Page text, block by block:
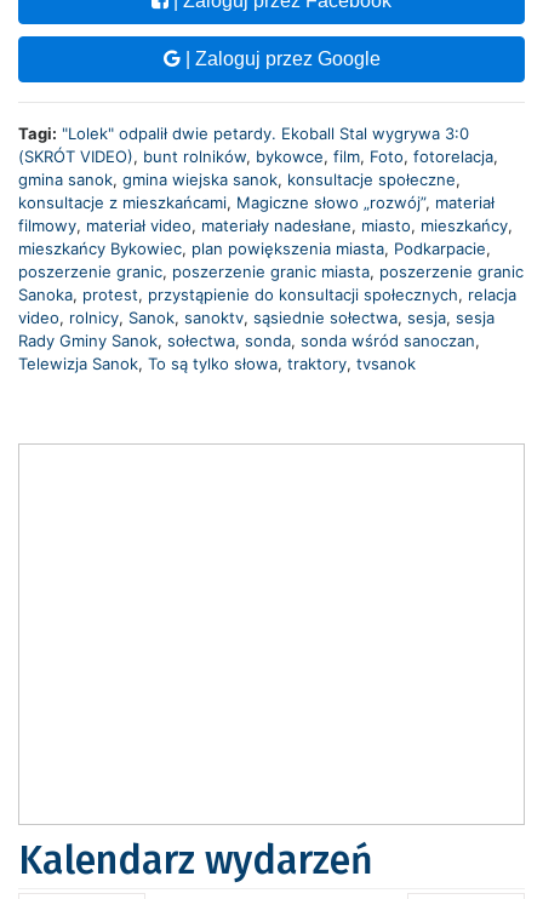
| Zaloguj przez Google
Tagi: "Lolek" odpalił dwie petardy. Ekoball Stal wygrywa 3:0
(SKRÓT VIDEO), bunt rolników, bykowce, film, Foto, fotorelacja,
gmina sanok, gmina wiejska sanok, konsultacje społeczne,
konsultacje z mieszkańcami, Magiczne słowo „rozwój”, materiał
filmowy, materiał video, materiały nadesłane, miasto, mieszkańcy,
mieszkańcy Bykowiec, plan powiększenia miasta, Podkarpacie,
poszerzenie granic, poszerzenie granic miasta, poszerzenie granic
Sanoka, protest, przystąpienie do konsultacji społecznych, relacja
video, rolnicy, Sanok, sanoktv, sąsiednie sołectwa, sesja, sesja
Rady Gminy Sanok, sołectwa, sonda, sonda wśród sanoczan,
Telewizja Sanok, To są tylko słowa, traktory, tvsanok
Kalendarz wydarzeń